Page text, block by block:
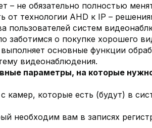
– не обязательно полностью
от технологии AHD к IP –
пользователей систем
о покупке хорошего
основные функции
видеонаблюдения.
параметры, на которые
камер, которые есть (будут) в
необходим вам в записях